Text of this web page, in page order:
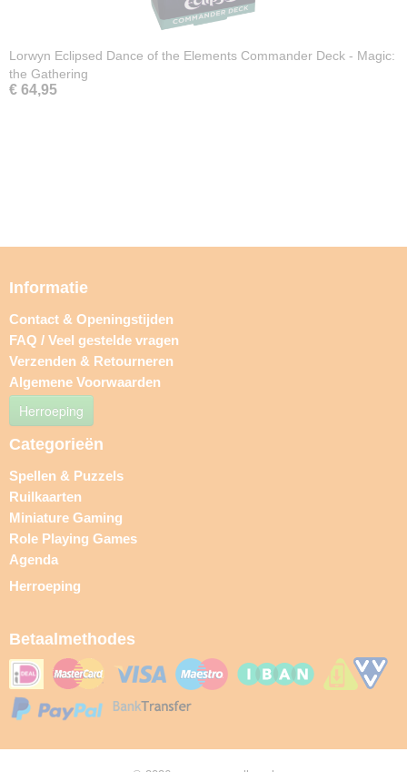
Lorwyn Eclipsed Dance of the Elements Commander Deck - Magic:
the Gathering
€ 64,95
Informatie
Contact & Openingstijden
FAQ / Veel gestelde vragen
Verzenden & Retourneren
Algemene Voorwaarden
Herroeping
Categorieën
Spellen & Puzzels
Ruilkaarten
Miniature Gaming
Role Playing Games
Agenda
Herroeping
Betaalmethodes